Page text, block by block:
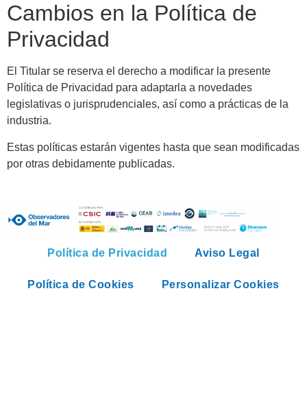
Cambios en la Política de
Privacidad
El Titular se reserva el derecho a modificar la presente
Política de Privacidad para adaptarla a novedades
legislativas o jurisprudenciales, así como a prácticas de la
industria.
Estas políticas estarán vigentes hasta que sean modificadas
por otras debidamente publicadas.
Política de Privacidad Aviso Legal
Política de Cookies Personalizar Cookies